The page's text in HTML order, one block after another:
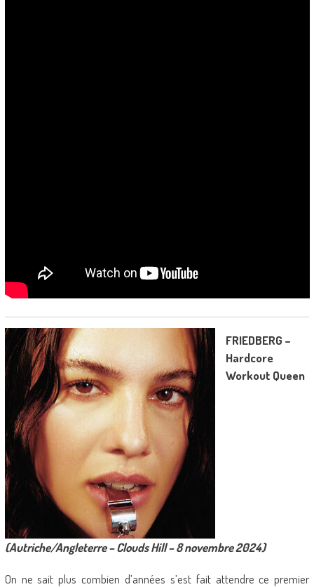
FRIEDBERG –
Hardcore
Workout Queen
(Autriche/Angleterre – Clouds Hill – 8 novembre 2024)
On ne sait plus combien d’années s’est fait attendre ce premier